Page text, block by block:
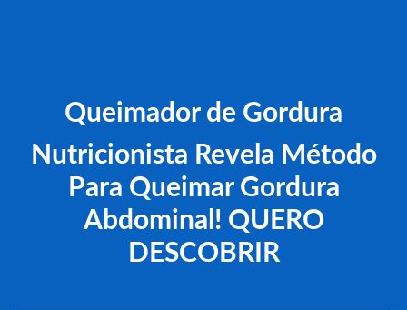
Queimador de Gordura
Nutricionista Revela Método
Para Queimar Gordura
Abdominal! QUERO
DESCOBRIR